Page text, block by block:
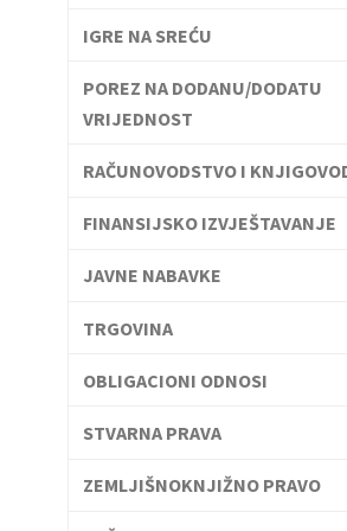
IGRE NA SREĆU
POREZ NA DODANU/DODATU
VRIJEDNOST
RAČUNOVODSTVO I
FINANSIJSKO IZVJEŠTAVANJE
JAVNE NABAVKE
TRGOVINA
OBLIGACIONI ODNOSI
STVARNA PRAVA
ZEMLJIŠNOKNJIŽNO PRAVO